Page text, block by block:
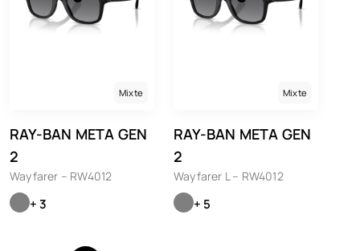
Mixte
RAY-BAN META GEN
2
Wayfarer – RW4012
+ 3
Mixte
RAY-BAN META GEN
2
Wayfarer L – RW4012
+ 5